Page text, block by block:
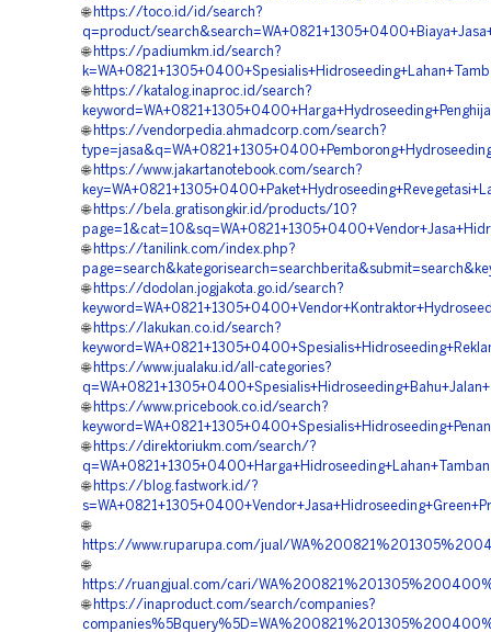
🌐 https://toco.id/id/search?
q=product/
🌐 https://padiumkm.id/search?
🌐 https://katalog.inaproc.id/search?
🌐 https://vendorpedia.ahmadcorp.com/search?
🌐 https://www.jakartanotebook.com/search?
🌐 https://bela.gratisongkir.id/products/10?
🌐 https://tanilink.com/index.php?
🌐 https://dodolan.jogjakota.go.id/search?
🌐 https://lakukan.co.id/search?
🌐 https://www.jualaku.id/all-categories?
🌐 https://www.pricebook.co.id/search?
🌐 https://direktoriukm.com/search/?
🌐 https://blog.fastwork.id/?
🌐
https://www.ruparupa.com/jual/
🌐
https://ruangjual.com/cari/
🌐 https://inaproduct.com/search/companies?